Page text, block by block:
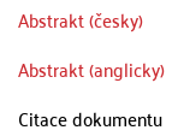
Abstrakt (česky)
Abstrakt (anglicky)
Citace dokumentu